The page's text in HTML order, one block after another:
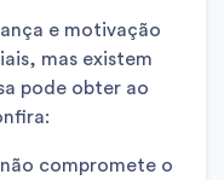
e motivação
mas existem
pode obter ao
compromete o